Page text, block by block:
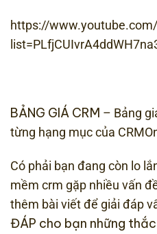
https://
BẢNG GIÁ CRM – Bảng
từng hạng mục của
Có phải bạn đang còn lo
mềm crm gặp nhiều vấn
thêm bài viết để giải đáp
ĐÁP cho bạn những